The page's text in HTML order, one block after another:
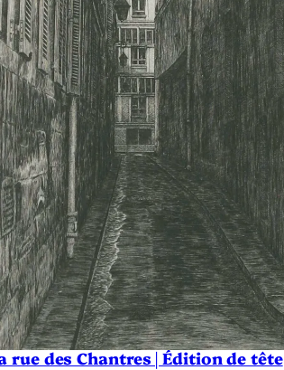
rue des Chantres | Édition de tête